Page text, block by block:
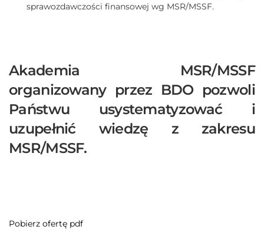
sprawozdawczości finansowej wg MSR/MSSF.
Akademia MSR/MSSF
organizowany przez BDO pozwoli
Państwu usystematyzować i
uzupełnić wiedzę z zakresu
MSR/MSSF.
Pobierz ofertę pdf